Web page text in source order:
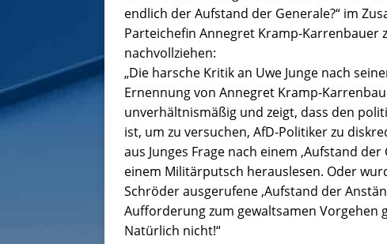
endlich der Aufstand der Generale?“ im
Parteichefin Annegret Kramp-
nachvollziehen:
„Die harsche Kritik an Uwe Junge nach
Ernennung von Annegret Kramp-
unverhältnismäßig und zeigt, dass den
ist, um zu versuchen, AfD-Politiker zu
aus Junges Frage nach einem ‚Aufstand
einem Militärputsch herauslesen. Oder
Schröder ausgerufene ‚Aufstand der
Aufforderung zum gewaltsamen Vorgehen
Natürlich nicht!“